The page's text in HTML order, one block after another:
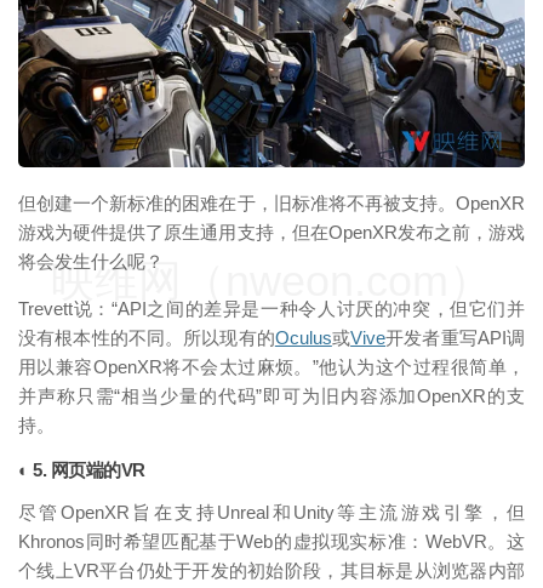
但创建一个新标准的困难在于，旧标准将不再被支持。OpenXR
游戏为硬件提供了原生通用支持，但在OpenXR发布之前，游戏
将会发生什么呢？
Trevett说：“API之间的差异是一种令人讨厌的冲突，但它们并
没有根本性的不同。所以现有的Oculus或Vive开发者重写API调
用以兼容OpenXR将不会太过麻烦。”他认为这个过程很简单，
并声称只需“相当少量的代码”即可为旧内容添加OpenXR的支
持。
◐ 5. 网页端的VR
尽管OpenXR旨在支持Unreal和Unity等主流游戏引擎，但
Khronos同时希望匹配基于Web的虚拟现实标准：WebVR。这
个线上VR平台仍处于开发的初始阶段，其目标是从浏览器内部
映维网（nweon.com）